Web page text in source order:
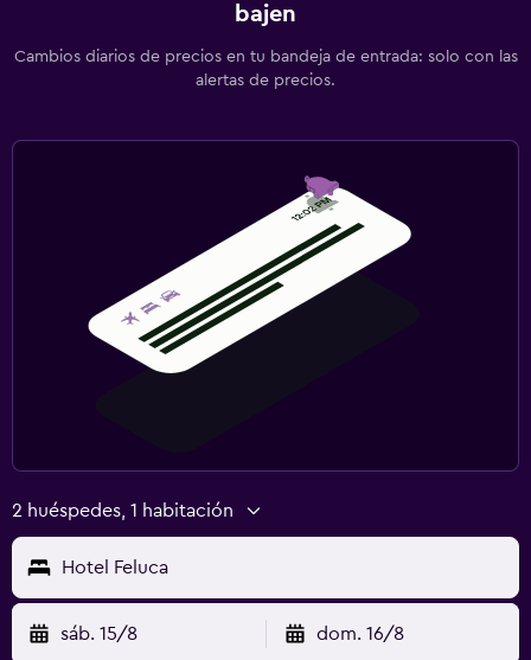
bajen
Cambios diarios de precios en tu bandeja de entrada: solo con las
alertas de precios.
2 huéspedes, 1 habitación
Hotel Feluca
sáb. 15/8 dom. 16/8